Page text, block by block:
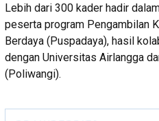
Lebih dari 300 kader hadir
peserta program Pengambilan
Berdaya (Puspadaya), hasil
dengan Universitas Airlangga
(Poliwangi).